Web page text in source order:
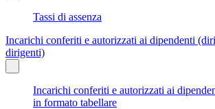
Tassi di assenza
Incarichi conferiti e autorizzati ai dipendenti
dirigenti)
Incarichi conferiti e autorizzati ai
in formato tabellare